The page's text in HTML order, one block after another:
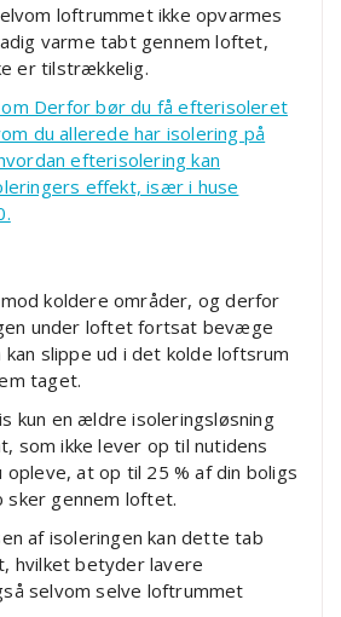
loftrummet ikke opvarmes
varme tabt gennem loftet,
er tilstrækkelig.
Derfor bør du få efterisoleret
du allerede har isolering på
efterisolering kan
effekt, især i huse
koldere områder, og derfor
under loftet fortsat bevæge
slippe ud i det kolde loftsrum
taget.
kun en ældre isoleringsløsning
som ikke lever op til nutidens
opleve, at op til 25 % af din boligs
sker gennem loftet.
af isoleringen kan dette tab
hvilket betyder lavere
selvom selve loftrummet